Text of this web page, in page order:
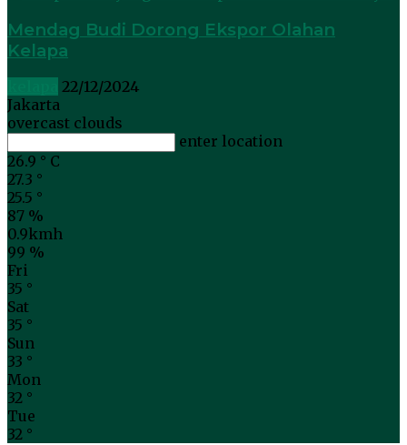
Mendag Budi Dorong Ekspor Olahan
Kelapa
22/12/2024
Jakarta
overcast clouds
enter location
26.9 ° C
27.3 °
25.5 °
87 %
0.9kmh
99 %
Fri
35 °
Sat
35 °
Sun
33 °
Mon
32 °
Tue
32 °